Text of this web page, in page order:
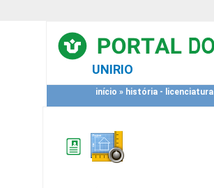
UNIRIO
início » história -